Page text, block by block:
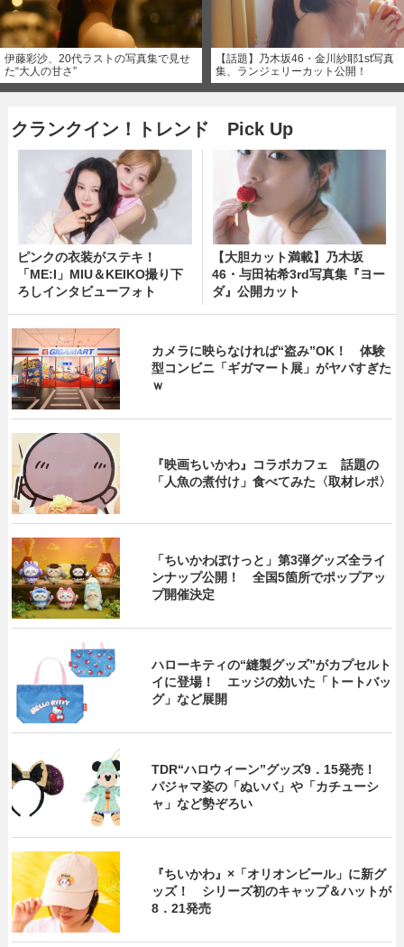
伊藤彩沙、20代ラストの写真集で見せ
た“大人の甘さ”
【話題】乃木坂46・金川紗耶1st写真
集、ランジェリーカット公開！
クランクイン！トレンド Pick Up
ピンクの衣装がステキ！
「ME:I」MIU＆KEIKO撮り下
ろしインタビューフォト
【大胆カット満載】乃木坂
46・与田祐希3rd写真集『ヨー
ダ』公開カット
カメラに映らなければ“盗み”OK！ 体験
型コンビニ「ギガマート展」がヤバすぎた
ｗ
『映画ちいかわ』コラボカフェ 話題の
「人魚の煮付け」食べてみた〈取材レポ〉
「ちいかわぽけっと」第3弾グッズ全ライ
ンナップ公開！ 全国5箇所でポップアッ
プ開催決定
ハローキティの“縫製グッズ”がカプセルト
イに登場！ エッジの効いた「トートバッ
グ」など展開
TDR“ハロウィーン”グッズ9．15発売！
パジャマ姿の「ぬいバ」や「カチューシ
ャ」など勢ぞろい
『ちいかわ』×「オリオンビール」に新グ
ッズ！ シリーズ初のキャップ＆ハットが
8．21発売